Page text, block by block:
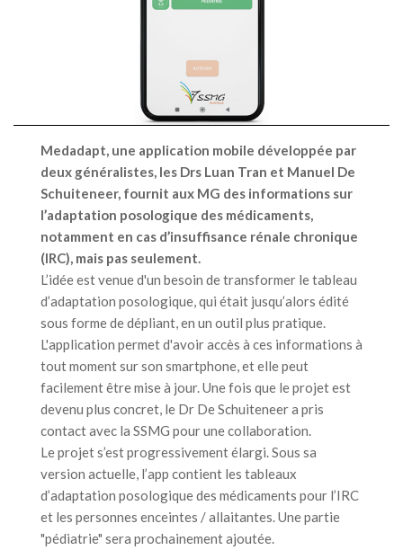
Medadapt, une application mobile développée par
deux généralistes, les Drs Luan Tran et Manuel De
Schuiteneer, fournit aux MG des informations sur
l’adaptation posologique des médicaments,
notamment en cas d’insuffisance rénale chronique
(IRC), mais pas seulement.
L’idée est venue d'un besoin de transformer le tableau
d’adaptation posologique, qui était jusqu’alors édité
sous forme de dépliant, en un outil plus pratique.
L'application permet d'avoir accès à ces informations à
tout moment sur son smartphone, et elle peut
facilement être mise à jour. Une fois que le projet est
devenu plus concret, le Dr De Schuiteneer a pris
contact avec la SSMG pour une collaboration.
Le projet s’est progressivement élargi. Sous sa
version actuelle, l’app contient les tableaux
d’adaptation posologique des médicaments pour l’IRC
et les personnes enceintes / allaitantes. Une partie
"pédiatrie" sera prochainement ajoutée.